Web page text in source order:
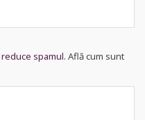
spamul. Află cum sunt